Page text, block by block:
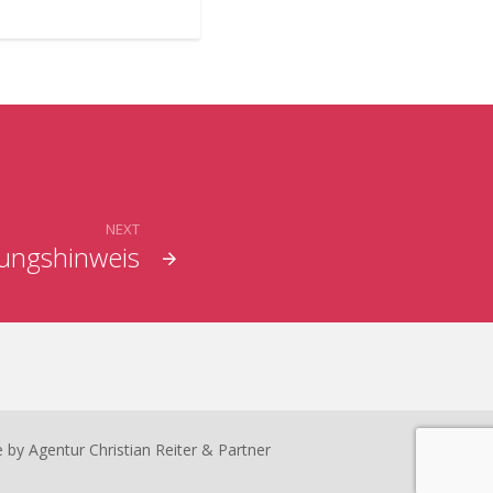
NEXT
by Agentur Christian Reiter & Partner